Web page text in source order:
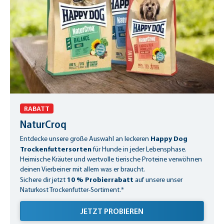
RABATT
NaturCroq
Entdecke unsere große Auswahl an leckeren Happy Dog
Trockenfuttersortenfür Hunde in jeder Lebensphase.
Heimische Kräuter und wertvolle tierische Proteine verwöhnen
deinen Vierbeiner mit allem was er braucht.
Sichere dir jetzt 10 % Probierrabatt auf unsere unser
Naturkost Trockenfutter-Sortiment.*
JETZT PROBIEREN